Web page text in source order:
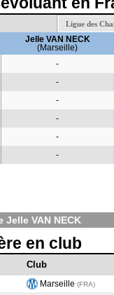
Ligue des
Jelle VAN NECK
(Marseille)
-
-
-
-
-
-
Jelle VAN NECK
en club
Club
Marseille (FRA)